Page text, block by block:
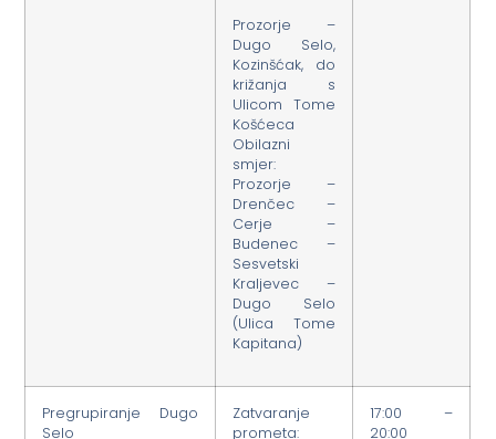
Prozorje –
Dugo Selo,
Kozinšćak, do
križanja s
Ulicom Tome
Košćeca
Obilazni
smjer:
Prozorje –
Drenčec –
Cerje –
Budenec –
Sesvetski
Kraljevec –
Dugo Selo
(Ulica Tome
Kapitana)
Pregrupiranje Dugo
Selo
Zatvaranje
prometa:
17:00 –
20:00